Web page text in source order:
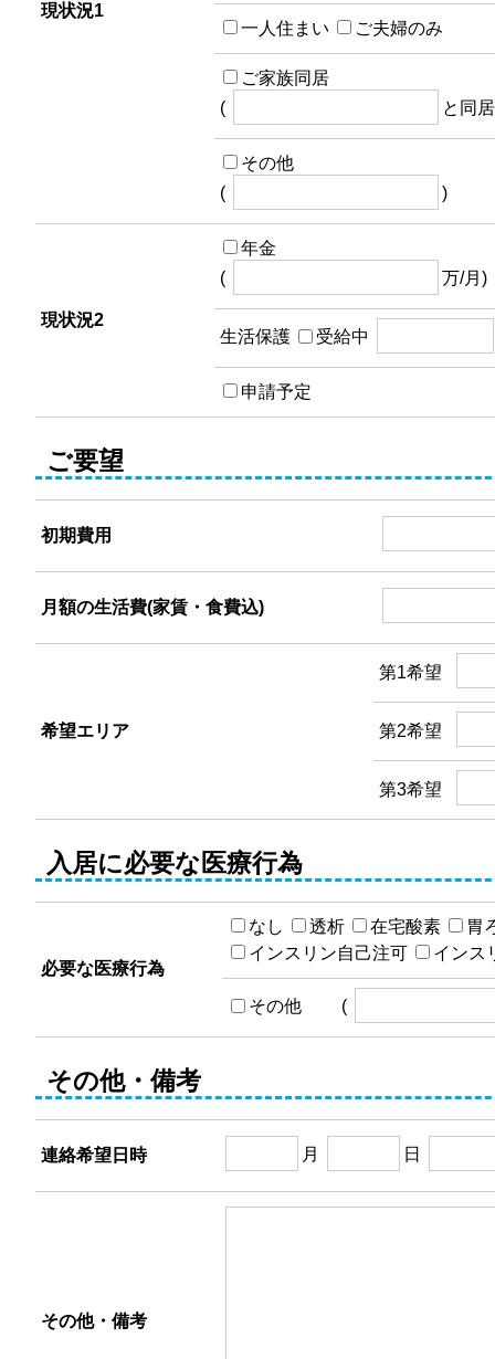
現状況1
一人住まい ご夫婦のみ
ご家族同居
(
と同
その他
(
)
現状況2
年金
(
万/月)
生活保護 受給中
申請予定
ご要望
初期費用
月額の生活費(家賃・食費込)
希望エリア
第1希望
第2希望
第3希望
入居に必要な医療行為
必要な医療行為
なし 透析 在宅酸素
胃
インスリン自己注可
インス
その他 (
その他・備考
連絡希望日時 月 日
その他・備考